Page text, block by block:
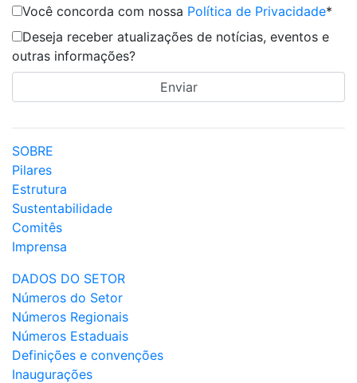
Você concorda com nossa Política de Privacidade*
Deseja receber atualizações de notícias, eventos e
outras informações?
SOBRE
Pilares
Estrutura
Sustentabilidade
Comitês
Imprensa
DADOS DO SETOR
Números do Setor
Números Regionais
Números Estaduais
Definições e convenções
Inaugurações